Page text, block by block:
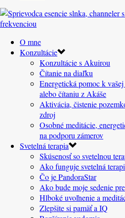
O mne
Konzultácie
Konzultácie s Akuirou
Čítanie na diaľku
Energetická pomoc k
alebo čítaniu z Akáše
Aktivácia, čistenie
zdroj
Osobné meditácie,
na podporu zámerov
Svetelná terapia
Skúsenosť so svetelnou
Ako funguje svetelná
Čo je PandoraStar
Ako bude moje sedenie
Hlboké uvoľnenie a
Zlepšite si pamäť a IQ